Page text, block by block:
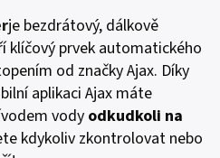
je bezdrátový, dálkově
klíčový prvek automatického
od značky Ajax. Díky
aplikaci Ajax máte
vodyodkudkoli na
kdykoliv zkontrolovat nebo